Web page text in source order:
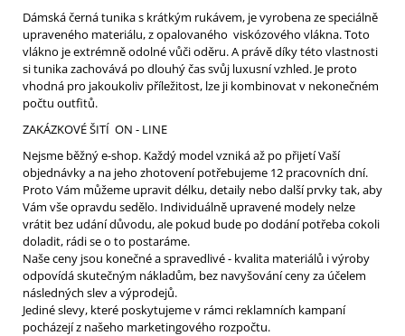
Dámská černá tunika s krátkým rukávem, je vyrobena ze speciálně
upraveného materiálu, z opalovaného viskózového vlákna. Toto
vlákno je extrémně odolné vůči oděru. A právě díky této vlastnosti
si tunika zachovává po dlouhý čas svůj luxusní vzhled. Je proto
vhodná pro jakoukoliv příležitost, lze ji kombinovat v nekonečném
počtu outfitů.
ZAKÁZKOVÉ ŠITÍ ON - LINE
Nejsme běžný e-shop. Každý model vzniká až po přijetí Vaší
objednávky a na jeho zhotovení potřebujeme 12 pracovních dní.
Proto Vám můžeme upravit délku, detaily nebo další prvky tak, aby
Vám vše opravdu sedělo. Individuálně upravené modely nelze
vrátit bez udání důvodu, ale pokud bude po dodání potřeba cokoli
doladit, rádi se o to postaráme.
Naše ceny jsou konečné a spravedlivé - kvalita materiálů i výroby
odpovídá skutečným nákladům, bez navyšování ceny za účelem
následných slev a výprodejů.
Jediné slevy, které poskytujeme v rámci reklamních kampaní
pocházejí z našeho marketingového rozpočtu.